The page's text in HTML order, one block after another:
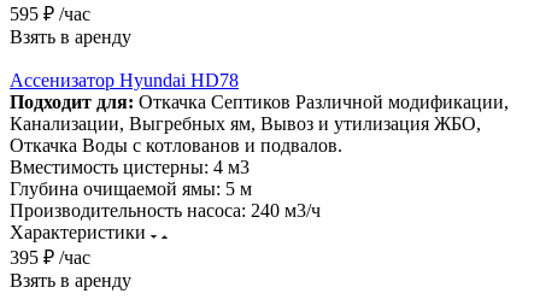
595 ₽ /час
Взять в аренду
Ассенизатор Hyundai HD78
Подходит для: Откачка Септиков Различной модификации,
Канализации, Выгребных ям, Вывоз и утилизация ЖБО,
Откачка Воды с котлованов и подвалов.
Вместимость цистерны: 4 м3
Глубина очищаемой ямы: 5 м
Производительность насоса: 240 м3/ч
Характеристики
395 ₽ /час
Взять в аренду